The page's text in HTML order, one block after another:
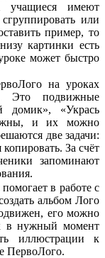
учащиеся имеют
или
пример, то
картинки есть
может быстро
на уроках
Это подвижные
домик», «Укрась
и их можно
две задачи:
За счёт
запоминают
в работе с
альбом Лого
его можно
в нужный момент
иллюстрации к
ПервоЛого.